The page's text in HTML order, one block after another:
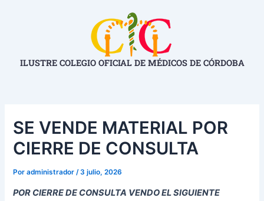
ILUSTRE COLEGIO OFICIAL DE MÉDICOS DE CÓRDOBA
SE VENDE MATERIAL POR
CIERRE DE CONSULTA
Poradministrador /3 julio, 2026
POR CIERRE DE CONSULTA VENDO EL SIGUIENTE